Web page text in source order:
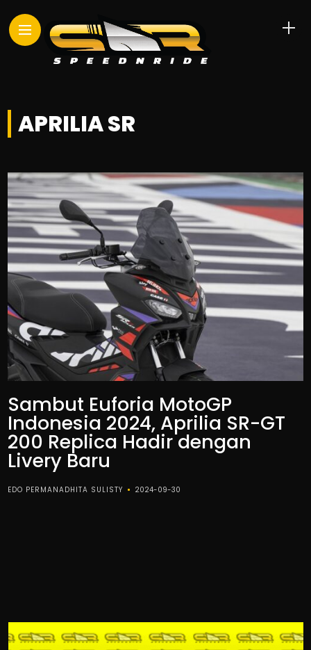
APRILIA SR
Sambut Euforia MotoGP
Indonesia 2024, Aprilia SR-GT
200 Replica Hadir dengan
Livery Baru
EDO PERMANADHITA SULISTY 2024-09-30